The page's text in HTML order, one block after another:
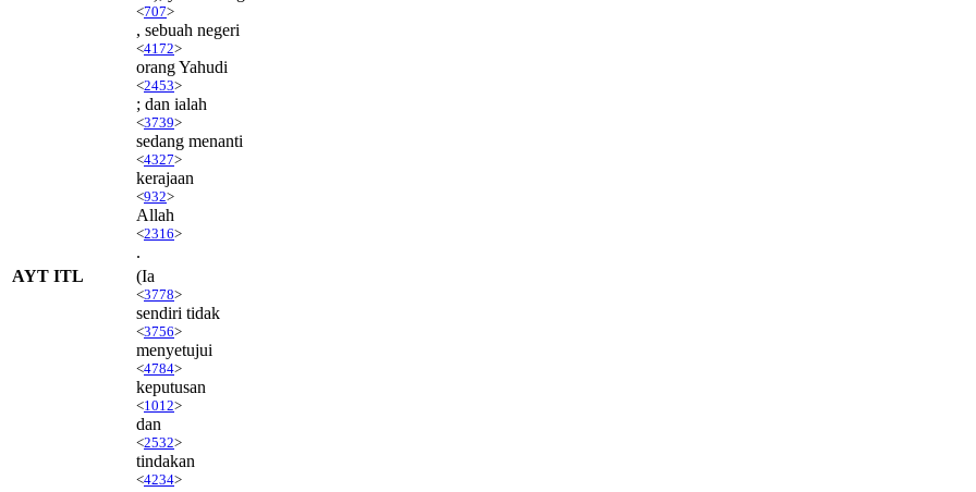
<707>
, sebuah negeri
<4172>
orang Yahudi
<2453>
; dan ialah
<3739>
sedang menanti
<4327>
kerajaan
<932>
Allah
<2316>
.
AYT ITL
(Ia
<3778>
sendiri tidak
<3756>
menyetujui
<4784>
keputusan
<1012>
dan
<2532>
tindakan
<4234>